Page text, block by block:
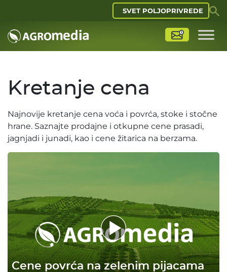
SVET POLJOPRIVREDE
Kretanje cena
Najnovije kretanje cena voća i povrća, stoke i stočne
hrane. Saznajte prodajne i otkupne cene prasadi,
jagnjadi i junadi, kao i cene žitarica na berzama.
Cene povrća na zelenim pijacama